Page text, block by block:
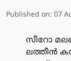
Published on: 07
സീറോ
ലത്തീൻ